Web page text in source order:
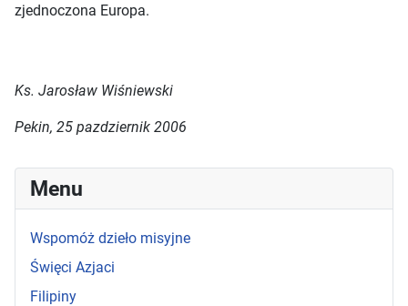
Menu
Wspomóż dzieło misyjne
Święci Azjaci
Filipiny
zjednoczona Europa.
Ks. Jarosław Wiśniewski
Pekin, 25 pazdziernik 2006